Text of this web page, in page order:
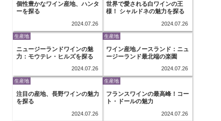
個性豊かなワイン産地、ハンタ
ーを探る
2024.07.26
世界で愛される白ワインの王
様！ シャルドネの魅力を探る
2024.07.26
生産地
ニュージーランドワインの魅
力：モウテレ・ヒルズを探る
2024.07.26
生産地
ワイン産地ノースランド：ニュ
ージーランド最北端の楽園
2024.07.26
生産地
注目の産地、長野ワインの魅力
を探る
2024.07.26
生産地
フランスワインの最高峰！コー
ト・ドールの魅力
2024.07.26